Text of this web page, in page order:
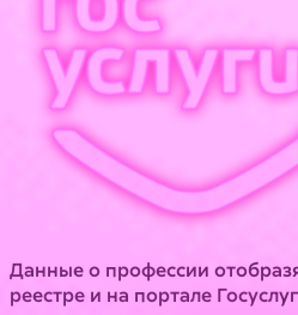
Данные о профессии
реестре и на портале Госуслуг